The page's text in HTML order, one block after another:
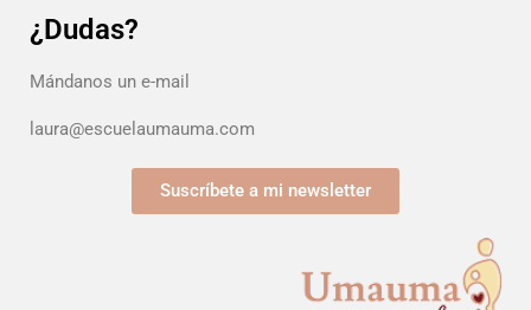
¿Dudas?
Mándanos un e-mail
laura@escuelaumauma.com
Suscríbete a mi newsletter